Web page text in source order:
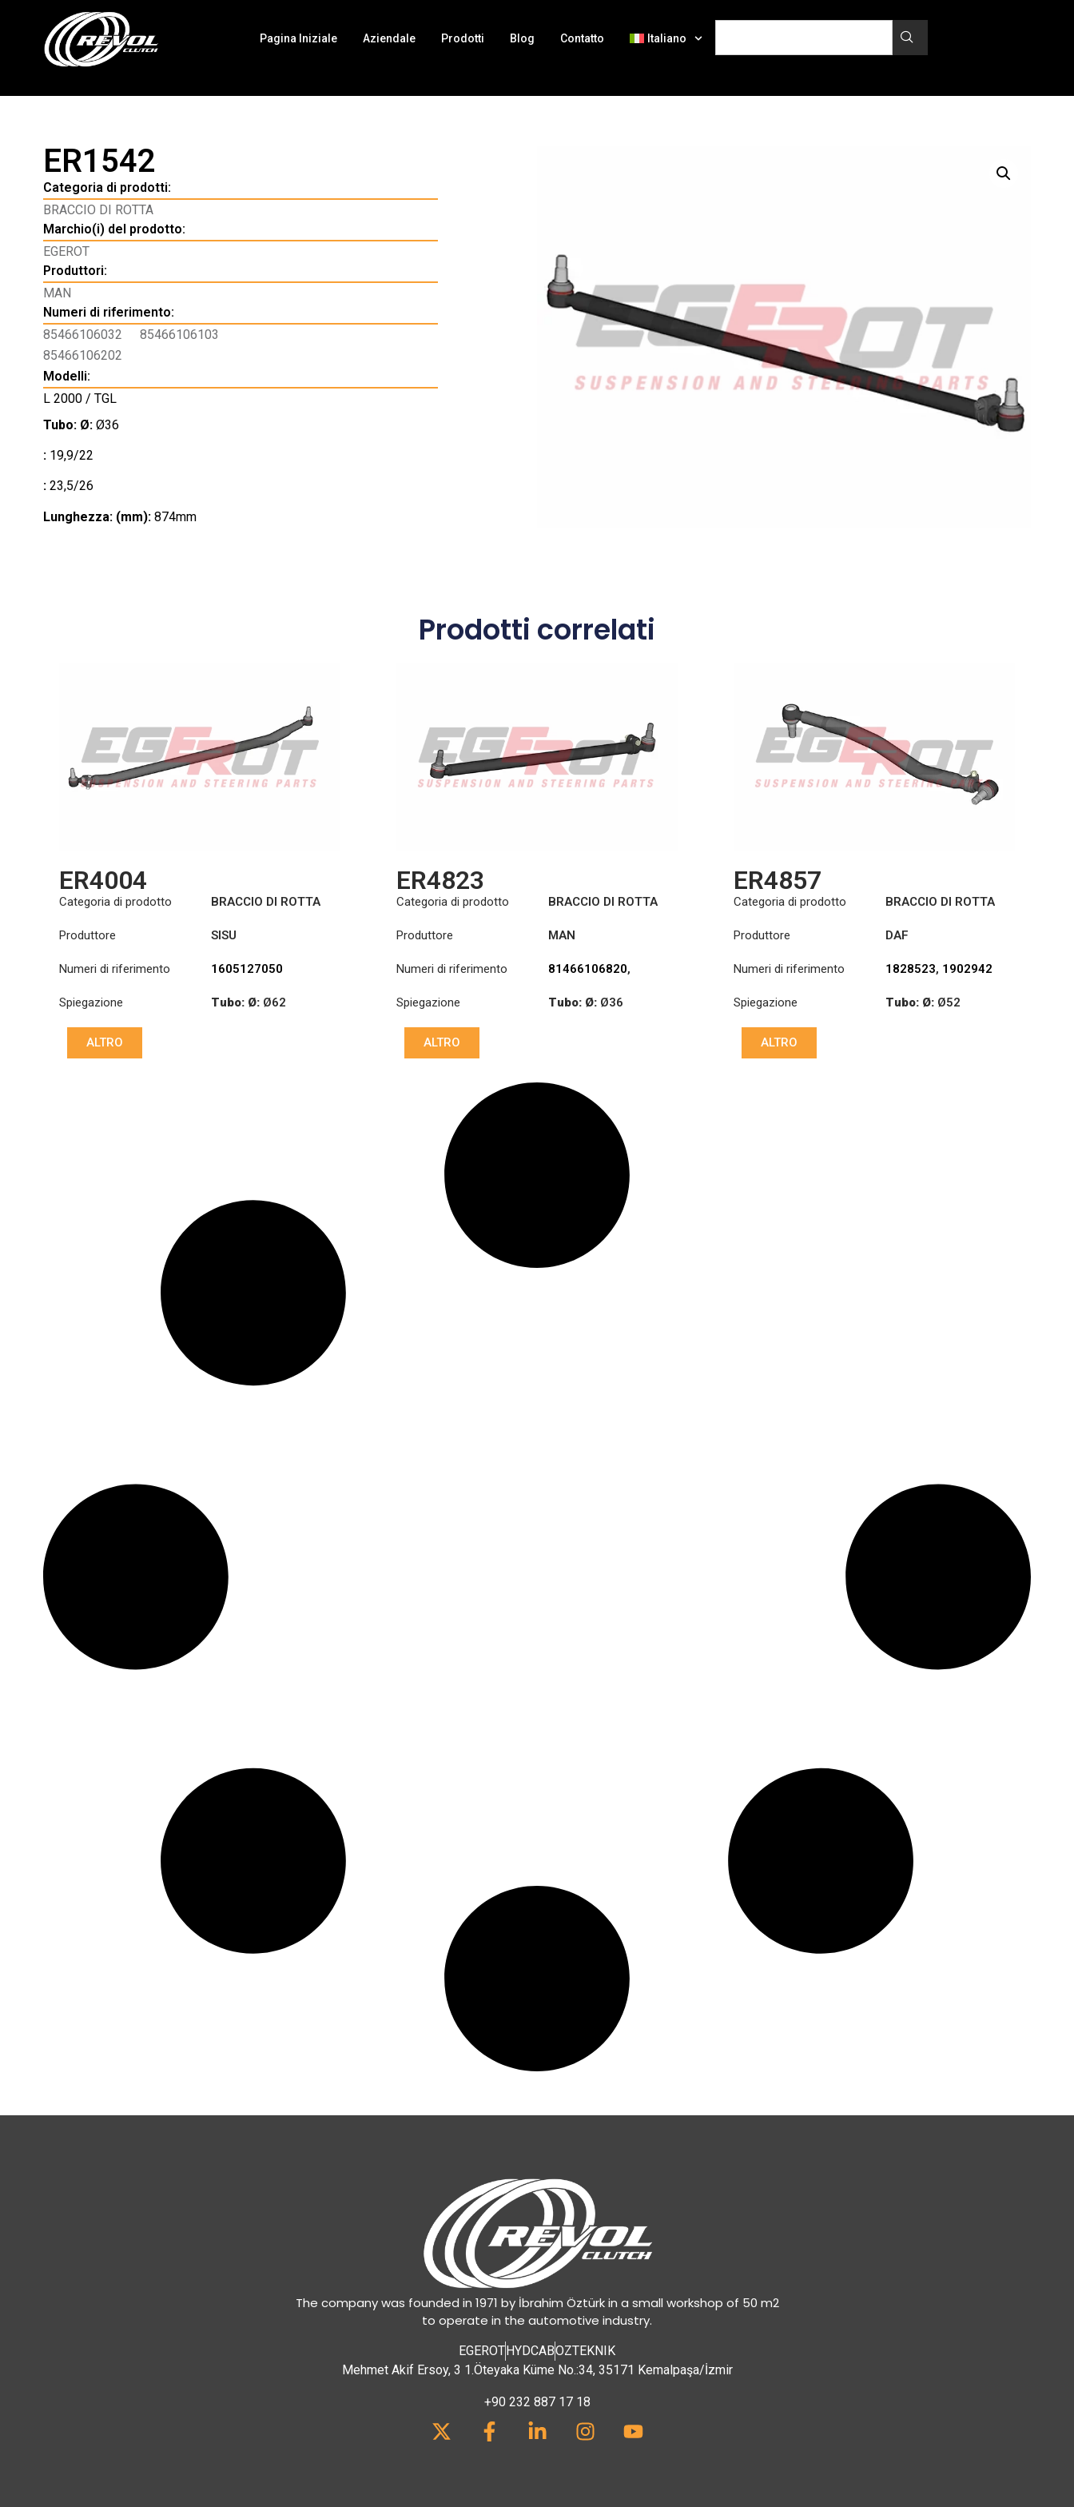
Pagina Iniziale Aziendale Prodotti Blog Contatto Italiano
ER1542
Categoria di prodotti:
BRACCIO DI ROTTA
Marchio(i) del prodotto:
EGEROT
Produttori:
MAN
Numeri di riferimento:
85466106032
85466106103
85466106202
Modelli:
L 2000 / TGL
Tubo: Ø: Ø36
: 19,9/22
: 23,5/26
Lunghezza: (mm): 874mm
Prodotti correlati
ER4004
Categoria di prodotto BRACCIO DI ROTTA
Produttore SISU
Numeri di riferimento 1605127050
Spiegazione Tubo: Ø: Ø62
ALTRO
ER4823
Categoria di prodotto BRACCIO DI ROTTA
Produttore MAN
Numeri di riferimento 81466106820,
Spiegazione
Tubo: Ø: Ø36
ALTRO
ER4857
Categoria di prodotto BRACCIO DI ROTTA
Produttore DAF
Numeri di riferimento 1828523, 1902942
Spiegazione Tubo: Ø: Ø52
ALTRO
The company was founded in 1971 by İbrahim Öztürk in a small workshop of 50 m2
to operate in the automotive industry.
EGEROTHYDCABOZTEKNIK
Mehmet Akif Ersoy, 3 1.Öteyaka Küme No.:34, 35171 Kemalpaşa/İzmir
+90 232 887 17 18